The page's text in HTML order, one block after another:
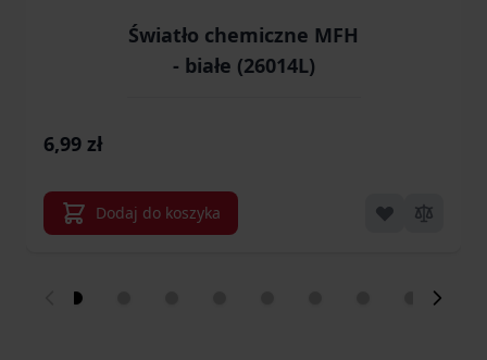
Światło chemiczne MFH
- białe (26014L)
6,99 zł
Dodaj do koszyka